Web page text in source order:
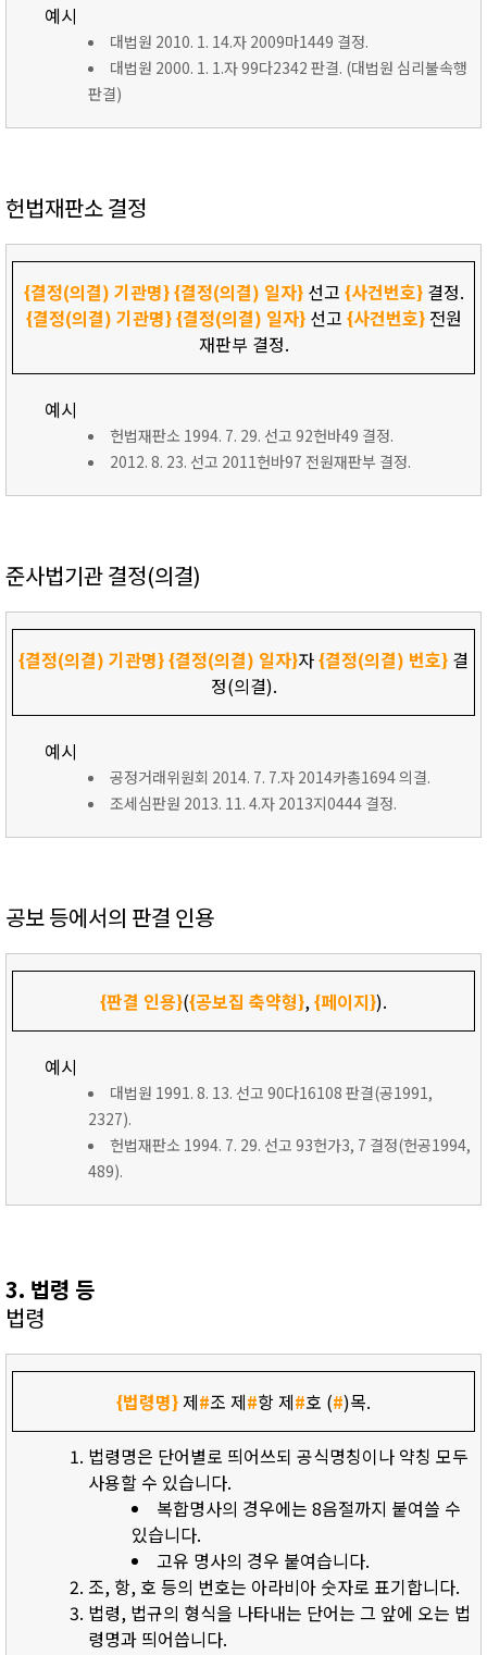
예시
대법원 2010. 1. 14.자 2009마1449 결정.
대법원 2000. 1. 1.자 99다2342 판결. (대법원 심리불속행
판결)
헌법재판소 결정
{결정(의결) 기관명}{결정(의결) 일자}선고 {사건번호}결정.
{결정(의결) 기관명}{결정(의결) 일자}선고 {사건번호}전원
재판부 결정.
예시
헌법재판소 1994. 7. 29. 선고 92헌바49 결정.
2012. 8. 23. 선고 2011헌바97 전원재판부 결정.
준사법기관 결정(의결)
{결정(의결) 기관명}{결정(의결) 일자}자{결정(의결) 번호} 결
정(의결).
예시
공정거래위원회 2014. 7. 7.자 2014카총1694 의결.
조세심판원 2013. 11. 4.자 2013지0444 결정.
공보 등에서의 판결 인용
{판결 인용}({공보집 축약형},{페이지}).
예시
대법원 1991. 8. 13. 선고 90다16108 판결(공1991,
2327).
헌법재판소 1994. 7. 29. 선고 93헌가3, 7 결정(헌공1994,
489).
3. 법령 등
법령
{법령명}제#조 제#항 제#호 (#)목.
법령명은 단어별로 띄어쓰되 공식명칭이나 약칭 모두
사용할 수 있습니다.
복합명사의 경우에는 8음절까지 붙여쓸 수
있습니다.
고유 명사의 경우 붙여습니다.
조, 항, 호 등의 번호는 아라비아 숫자로 표기합니다.
법령, 법규의 형식을 나타내는 단어는 그 앞에 오는 법
령명과 띄어씁니다.